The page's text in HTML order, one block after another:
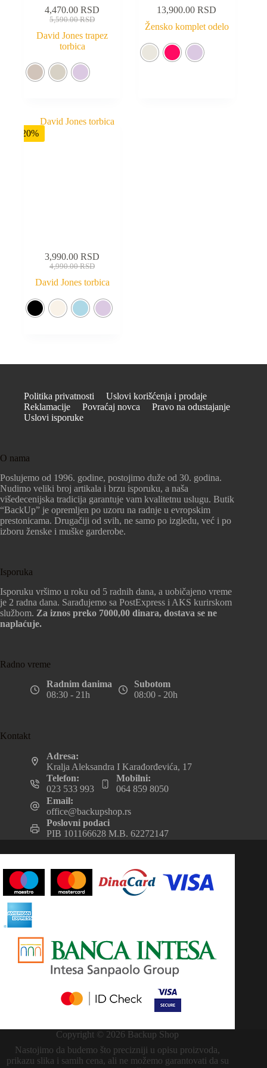
5,590.00RSD
4,470.00RSD
David Jones trapez
torbica
13,900.00RSD
Žensko komplet odelo
-20%
4,990.00RSD
3,990.00RSD
David Jones torbica
Politika privatnosti
Uslovi korišćenja i prodaje
Reklamacije
Povraćaj novca
Pravo na odustajanje
Uslovi isporuke
O nama
Poslujemo od 1996. godine, postojimo duže od 30. godina.
Nudimo veliki broj artikala i brzu isporuku, a naša
višedecenijska tradicija garantuje vam kvalitetnu uslugu. Butik
“BackUp” je opremljen po uzoru na radnje u evropskim
prestonicama. Drugačiji od svih, ne samo po izgledu, već i po
izboru ženske i muške garderobe.
Isporuka
Isporuku vršimo u roku od 5 radnih dana, a uobičajeno vreme
je 2 radna dana. Sarađujemo sa PostExpress i AKS kurirskom
službom. Za iznos preko 7000,00 dinara, dostava se ne
naplaćuje.
Radno vreme
Radnim danima
08:30 - 21h
Subotom
08:00 - 20h
Kontakt
Adresa:
Kralja Aleksandra I Karađorđevića, 17
Telefon:
023 533 993
Mobilni:
064 859 8050
Email:
office@backupshop.rs
Poslovni podaci
PIB 101166628 M.B. 62272147
Copyright © 2026 Backup Shop
Nastojimo da budemo što precizniji u opisu proizvoda,
prikazu slika i samih cena, ali ne možemo garantovati da su